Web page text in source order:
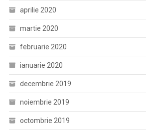
aprilie 2020
martie 2020
februarie 2020
ianuarie 2020
decembrie 2019
noiembrie 2019
octombrie 2019